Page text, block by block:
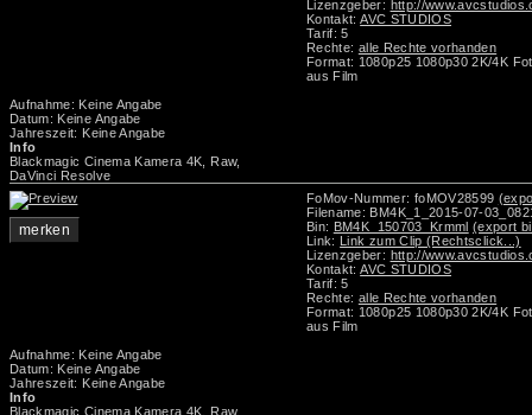
Lizenzgeber: http://
Kontakt:AVC STUDIOS
Tarif: 5
Rechte: alle Rechte vorhanden
Format: 1080p25 1080p30 2K/4K
aus Film
Aufnahme: Keine Angabe
Datum: Keine Angabe
Jahreszeit: Keine Angabe
Info
Blackmagic Cinema Kamera 4K, Raw,
DaVinci Resolve
merken
FoMov-Nummer: foMOV28599
Filename: BM4K_1_2015-07-
Bin: BM4K_150703_Krmml (export
Link: Link zum Clip (Rechtsclick...)
Lizenzgeber: http://
Kontakt:AVC STUDIOS
Tarif: 5
Rechte: alle Rechte vorhanden
Format: 1080p25 1080p30 2K/4K
aus Film
Aufnahme: Keine Angabe
Datum: Keine Angabe
Jahreszeit: Keine Angabe
Info
Blackmagic Cinema Kamera 4K, Raw,